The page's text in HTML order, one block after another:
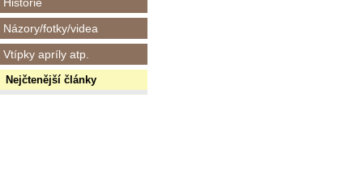
Názory/fotky/videa
Vtípky apríly atp.
Nejčtenější články